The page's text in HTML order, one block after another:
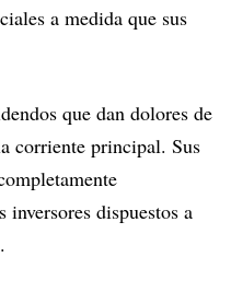
a medida que sus
que dan dolores de
corriente principal. Sus
inversores dispuestos a